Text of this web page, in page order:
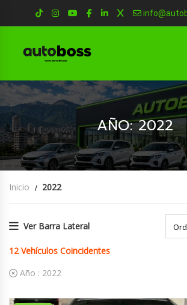
AÑO: 2022
Inicio 2022
Ver Barra Lateral
12 Vehículos Coincidentes
Año : 2022